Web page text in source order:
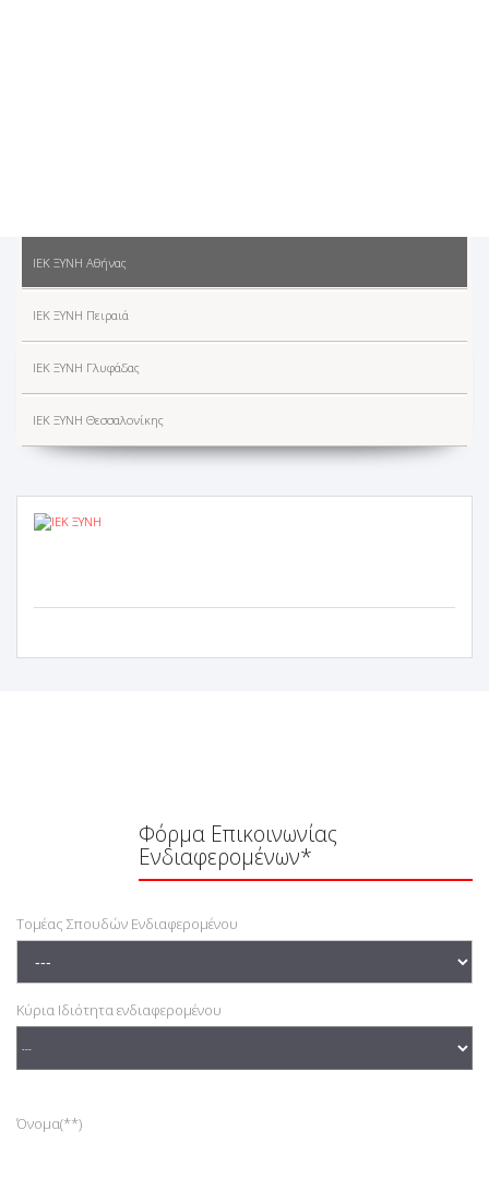
ΙΕΚ ΞΥΝΗ Αθήνας
ΙΕΚ ΞΥΝΗ Πειραιά
ΙΕΚ ΞΥΝΗ Γλυφάδας
ΙΕΚ ΞΥΝΗ Θεσσαλονίκης
Φόρμα Επικοινωνίας
Ενδιαφερομένων*
Τομέας Σπουδών Ενδιαφερομένου
Κύρια Ιδιότητα ενδιαφερομένου
Όνομα(**)